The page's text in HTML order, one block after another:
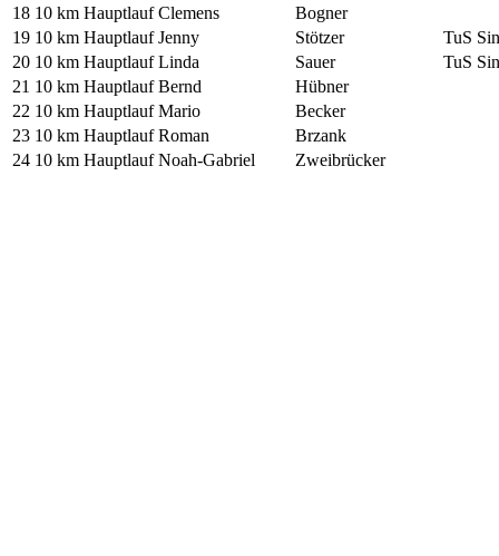
18 10 km Hauptlauf Clemens
Bogner
19 10 km Hauptlauf Jenny Stötzer
TuS
20 10 km Hauptlauf Linda Sauer
TuS
21 10 km Hauptlauf Bernd
Hübner
22 10 km Hauptlauf Mario
Becker
23 10 km Hauptlauf Roman
Brzank
24 10 km Hauptlauf Noah-Gabriel Zweibrücker